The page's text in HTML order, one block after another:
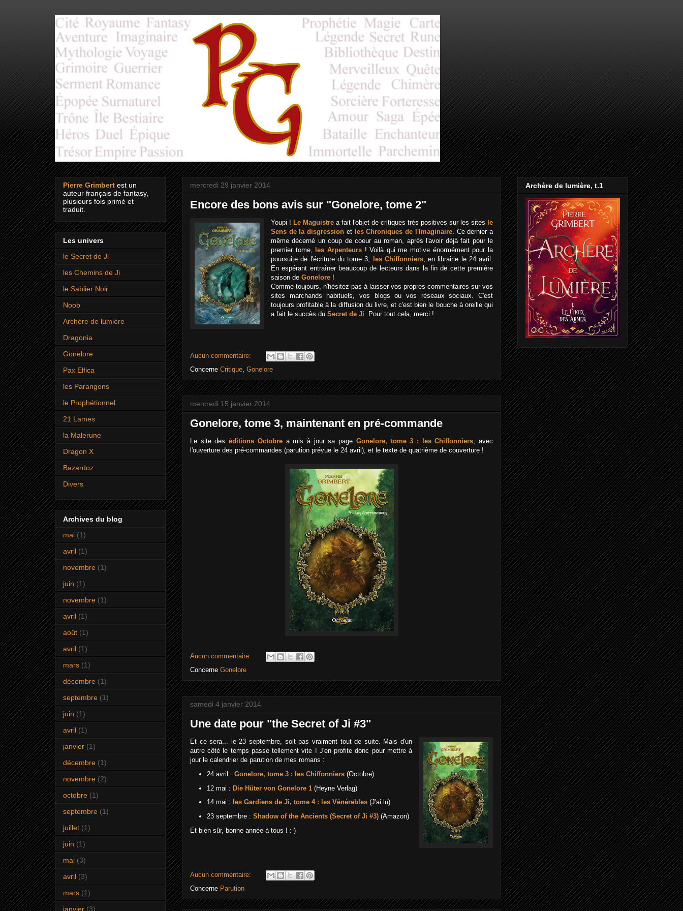
mercredi 29 janvier 2014
Encore des bons avis sur "Gonelore, tome 2"
Youpi ! Le Maguistre a fait l'objet de critiques très positives sur les sites le
Sens de la disgression et les Chroniques de l'Imaginaire. Ce dernier a
même décerné un coup de coeur au roman, après l'avoir déjà fait pour le
premier tome,
les Arpenteurs! Voilà qui me motive énormément pour la
poursuite de l'écriture du tome 3,
les Chiffonniers, en librairie le 24 avril.
En espérant entraîner beaucoup de lecteurs dans la fin de cette première
saison de Gonelore !
Comme toujours, n'hésitez pas à laisser vos propres commentaires sur vos
sites marchands habituels, vos blogs ou vos réseaux sociaux. C'est
toujours profitable à la diffusion du livre, et c'est bien le bouche à oreille qui
a fait le succès du Secret de Ji. Pour tout cela, merci !
Aucun commentaire:
Concerne Critique, Gonelore
mercredi 15 janvier 2014
Gonelore, tome 3, maintenant en pré-commande
Le site deséditions Octobrea mis à jour sa page Gonelore, tome 3 : les Chiffonniers, avec
l'ouverture des pré-commandes (parution prévue le 24 avril), et le texte de quatrième de couverture !
Aucun commentaire:
Concerne Gonelore
samedi 4 janvier 2014
Une date pour "the Secret of Ji #3"
Et ce sera... le 23 septembre, soit pas vraiment tout de suite. Mais d'un
autre côté le temps passe tellement vite ! J'en profite donc pour mettre à
jour le calendrier de parution de mes romans :
24 avril : Gonelore, tome 3 : les Chiffonniers (Octobre)
12 mai : Die Hüter von Gonelore 1(Heyne Verlag)
14 mai : les Gardiens de Ji, tome 4 : les Vénérables(J'ai lu)
23 septembre : Shadow of the Ancients (Secret of Ji #3)(Amazon)
Et bien sûr, bonne année à tous ! :-)
Aucun commentaire:
Concerne Parution
Pierre Grimbert est un
auteur français de fantasy,
plusieurs fois primé et
traduit.
Les univers
le Secret de Ji
les Chemins de Ji
le Sablier Noir
Noob
Archère de lumière
Dragonia
Gonelore
Pax Elfica
les Parangons
le Prophétionnel
21 Lames
la Malerune
Dragon X
Bazardoz
Divers
Archives du blog
mai (1)
avril (1)
novembre (1)
juin (1)
novembre (1)
avril (1)
août (1)
avril (1)
mars (1)
décembre (1)
septembre (1)
juin (1)
avril (1)
janvier (1)
décembre (1)
novembre (2)
octobre (1)
septembre (1)
juillet (1)
juin (1)
mai (3)
avril (3)
mars (1)
janvier (3)
Archère de lumière, t.1